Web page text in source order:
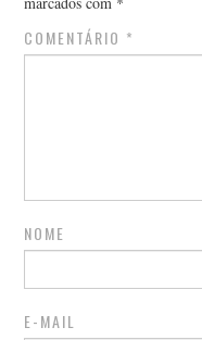
COMENTÁRIO *
NOME
E-MAIL